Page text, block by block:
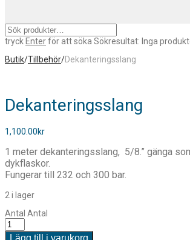
tryck Enterför att söka Sökresultat: Inga
Butik/Tillbehör/Dekanteringsslang
Dekanteringsslang
1,100.00kr
1 meter dekanteringsslang, 5/8.” gänga
dykflaskor.
Fungerar till 232 och 300 bar.
2 i lager
Antal Antal
Lägg till i varukorg